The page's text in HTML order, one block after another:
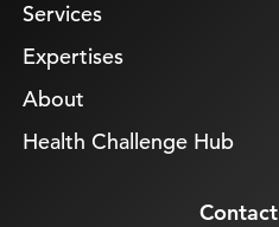
Services
Expertises
About
Health Challenge Hub
Contact